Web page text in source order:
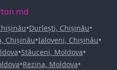
md
•Durlești, Chișinău•
Chișinău•Ialoveni, Chișinău•
•Stăuceni, Moldova•
•Rezina, Moldova•